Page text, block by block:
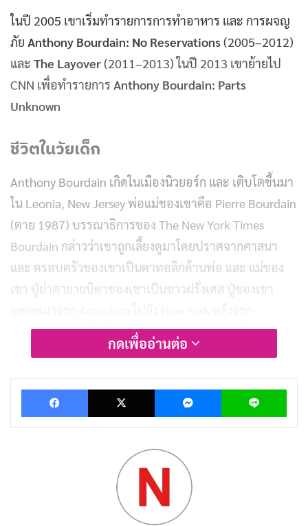
ในปี 2005 เขาเริ่มทำรายการการทำอาหาร และ การผจญ
ภัย Anthony Bourdain: No Reservations(2005–2012)
และ The Layover(2011–2013) ในปี 2013 เขาย้ายไป
CNN เพื่อทำรายการ Anthony Bourdain: Parts
Unknown
ชีวิตในวัยเด็ก
Anthony Bourdain เกิดในเมืองนิวยอร์ก และ เติบโตขึ้นมา
ใน Leonia, New Jersey พ่อแม่ของเขาคือ Pierre Bourdain
(ตาย 1987) บรรณาธิการของ The New York Times
Bourdain กล่าวว่าเขาถูกเลี้ยงดูมาโดยปราศจากศาสนา
และ ครอบครัวของเขาเป็นคาทอลิกด้านพ่อ และ แม่ของ
เขา ปู่ย่าตายายบิดาของเขาเป็นชาวฝรั่งเศส ปู่ของเขา
สงครามโลกครั้งที่หนึ่ง และ พ่อของเขาก็เติบโตขึ้นมาโดย
พูดภาษาฝรั่งเศส และ ใช้เวลาหลายปีในช่วงฤดูร้อนใน
ชีวิตส่วนตัว
Bourdain แต่งงานกับแฟนสาวของเขา Nancy Putkoski
ในปี 1985 และ หย่าร้างกันในปี 2005 20 เมษายน 2550
เขาแต่งงานกับภรรยาคนที่ 2 Ottavia Busia บอร์เดน ทำให้
ครั้งหนึ่งพิพิธภัณฑ์สมิธโซเนียน เคยขนานนามว่าเขาคือ
กดเพื่ออ่านต่อ
Facebook X Messenger Line